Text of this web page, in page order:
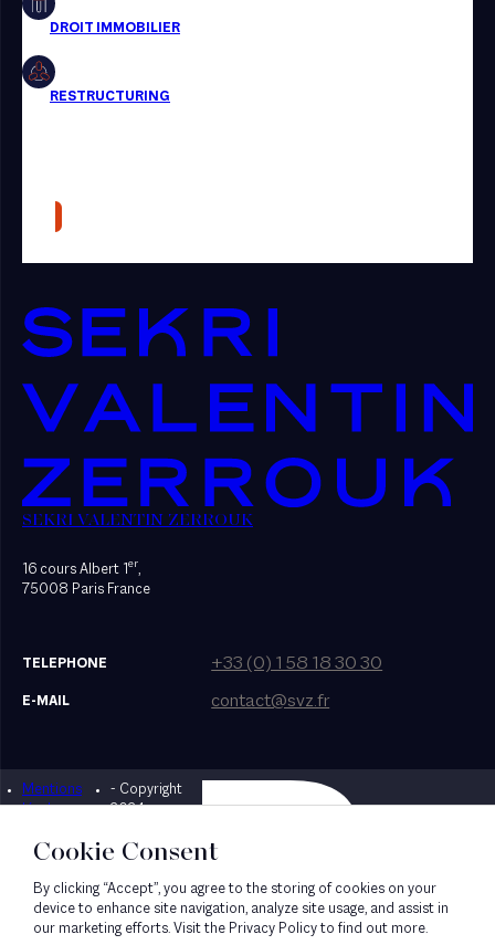
Presse
SEKRI VALENTIN ZERROUK
16 cours Albert 1er,
75008 Paris France
TELEPHONE +33 (0) 1 58 18 30 30
E-MAIL contact@svz.fr
Mentions
légales
- Copyright
2024
Designed by Bonhomme
Cookie Consent
By clicking “Accept”, you agree to the storing of cookies on your
device to enhance site navigation, analyze site usage, and assist in
our marketing efforts. Visit the Privacy Policy to find out more.